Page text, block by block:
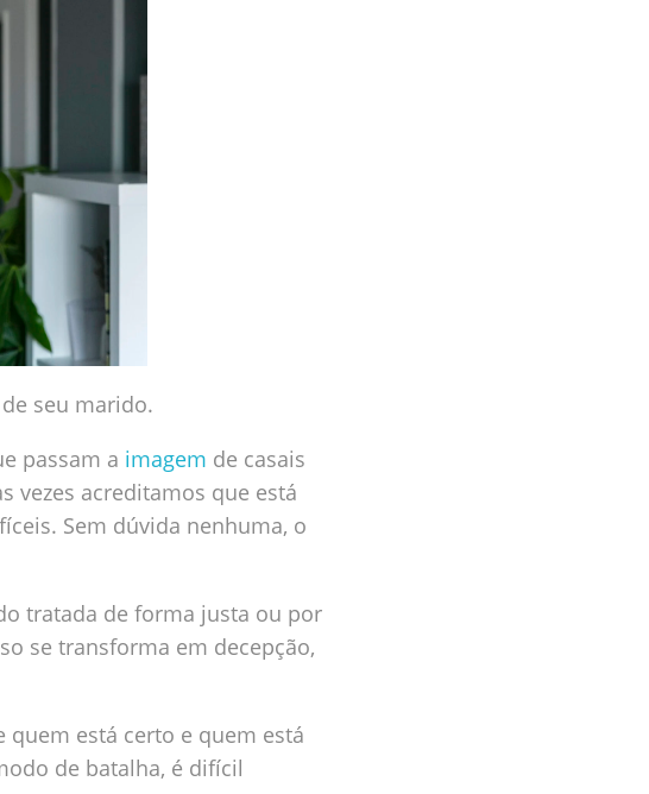
seu marido.
passam a imagem de casais
vezes acreditamos que está
Sem dúvida nenhuma, o
tratada de forma justa ou por
se transforma em decepção,
quem está certo e quem está
de batalha, é difícil